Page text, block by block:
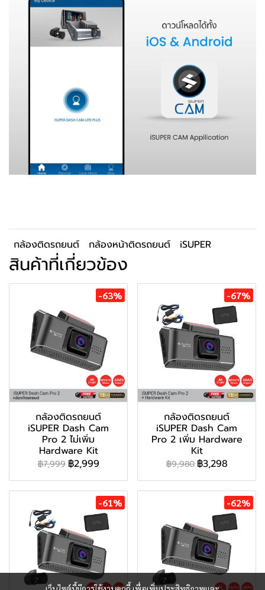
กล้องติดรถยนต์ กล้องหน้าติดรถยนต์ iSUPER
สินค้าที่เกี่ยวข้อง
-63%
กล้องติดรถยนต์
iSUPER Dash Cam
Pro 2 ไม่เพิ่ม
Hardware Kit
฿7,999 ฿2,999
-67%
กล้องติดรถยนต์
iSUPER Dash Cam
Pro 2 เพิ่ม Hardware
Kit
฿9,980 ฿3,298
-61% -62%